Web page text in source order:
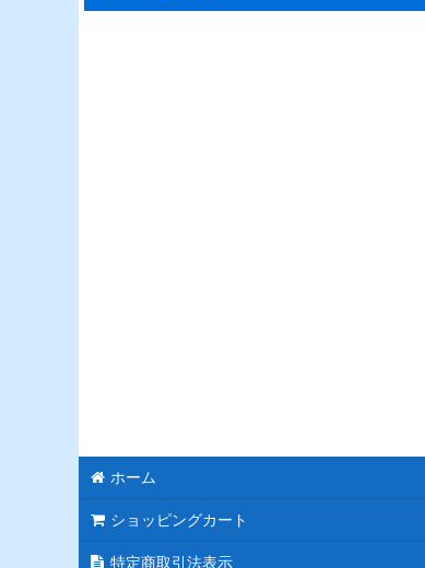
オレンジ
カラフル
ブラック
ホーム
ショッピングカート
特定商取引法表示